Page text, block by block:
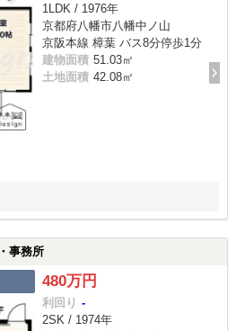
1LDK / 1976年
京都府八幡市八幡中ノ山
京阪本線 樟葉 バス8分停歩1分
建物面積 51.03㎡
土地面積 42.08㎡
事務所
480万円
利回り -
2SK / 1974年